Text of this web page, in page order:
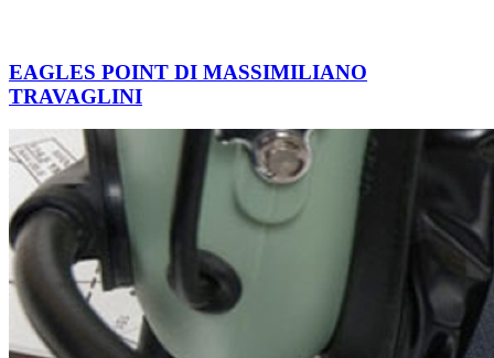
EAGLES POINT DI MASSIMILIANO
TRAVAGLINI